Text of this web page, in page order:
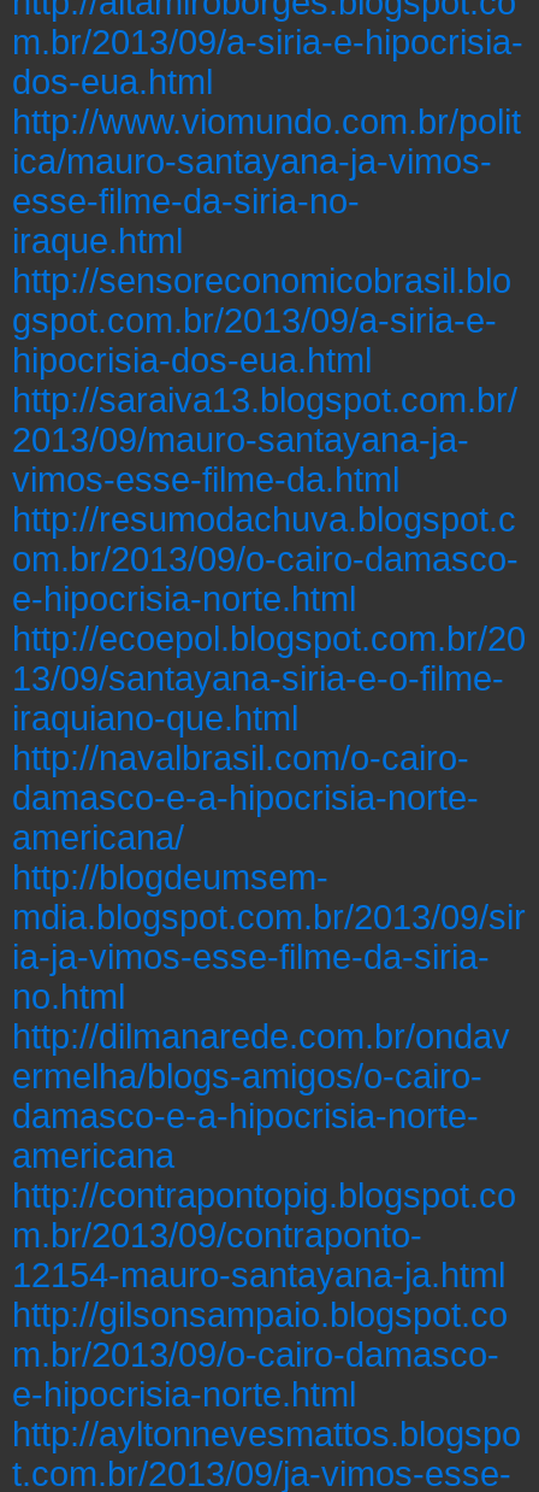
m.br/2013/09/a-siria-e-hipocrisia-
dos-eua.html
http://www.viomundo.com.br/polit
ica/mauro-santayana-ja-vimos-
esse-filme-da-siria-no-
iraque.html
http://sensoreconomicobrasil.blo
gspot.com.br/2013/09/a-siria-e-
hipocrisia-dos-eua.html
http://saraiva13.blogspot.com.br/
2013/09/mauro-santayana-ja-
vimos-esse-filme-da.html
http://resumodachuva.blogspot.c
om.br/2013/09/o-cairo-damasco-
e-hipocrisia-norte.html
http://ecoepol.blogspot.com.br/20
13/09/santayana-siria-e-o-filme-
iraquiano-que.html
http://navalbrasil.com/o-cairo-
damasco-e-a-hipocrisia-norte-
americana/
http://blogdeumsem-
mdia.blogspot.com.br/2013/09/sir
ia-ja-vimos-esse-filme-da-siria-
no.html
http://dilmanarede.com.br/ondav
ermelha/blogs-amigos/o-cairo-
damasco-e-a-hipocrisia-norte-
americana
http://contrapontopig.blogspot.co
m.br/2013/09/contraponto-
12154-mauro-santayana-ja.html
http://gilsonsampaio.blogspot.co
m.br/2013/09/o-cairo-damasco-
e-hipocrisia-norte.html
http://ayltonnevesmattos.blogspo
t.com.br/2013/09/ja-vimos-esse-